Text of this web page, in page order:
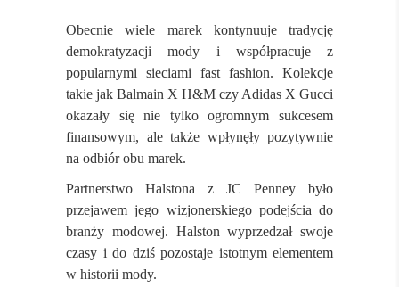
Obecnie wiele marek kontynuuje tradycję
demokratyzacji mody i współpracuje z
popularnymi sieciami fast fashion. Kolekcje
takie jak Balmain X H&M czy Adidas X Gucci
okazały się nie tylko ogromnym sukcesem
finansowym, ale także wpłynęły pozytywnie
na odbiór obu marek.
Partnerstwo Halstona z JC Penney było
przejawem jego wizjonerskiego podejścia do
branży modowej. Halston wyprzedzał swoje
czasy i do dziś pozostaje istotnym elementem
w historii mody.